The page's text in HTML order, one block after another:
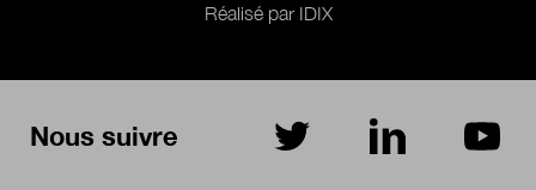
Nous suivre sur Twitter sur LinkedInsur
Réalisé par IDIX